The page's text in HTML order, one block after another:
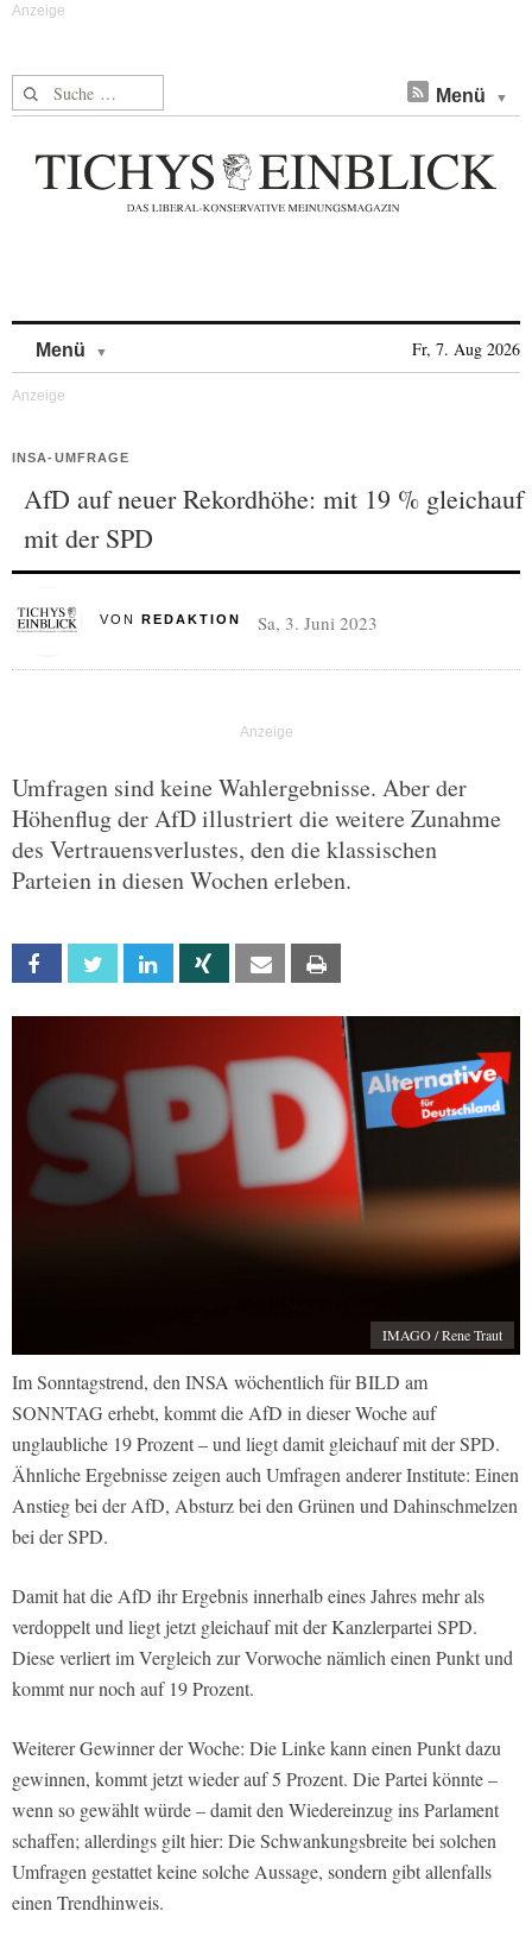
Suche nach: Menü
Menü Fr, 7. Aug 2026
INSA-UMFRAGE
AfD auf neuer Rekordhöhe: mit 19 % gleichauf
mit der SPD
VON REDAKTION Sa, 3. Juni 2023
Umfragen sind keine Wahlergebnisse. Aber der
Höhenflug der AfD illustriert die weitere Zunahme
des Vertrauensverlustes, den die klassischen
Parteien in diesen Wochen erleben.
Facebook Twitter Linkedin Xing Email
IMAGO / Rene Traut
Im Sonntagstrend, den INSA wöchentlich für BILD am
SONNTAG erhebt, kommt die AfD in dieser Woche auf
unglaubliche 19 Prozent – und liegt damit gleichauf mit der SPD.
Ähnliche Ergebnisse zeigen auch Umfragen anderer Institute: Einen
Anstieg bei der AfD, Absturz bei den Grünen und Dahinschmelzen
bei der SPD.
Damit hat die AfD ihr Ergebnis innerhalb eines Jahres mehr als
verdoppelt und liegt jetzt gleichauf mit der Kanzlerpartei SPD.
Diese verliert im Vergleich zur Vorwoche nämlich einen Punkt und
kommt nur noch auf 19 Prozent.
Weiterer Gewinner der Woche: Die Linke kann einen Punkt dazu
gewinnen, kommt jetzt wieder auf 5 Prozent. Die Partei könnte –
wenn so gewählt würde – damit den Wiedereinzug ins Parlament
schaffen; allerdings gilt hier: Die Schwankungsbreite bei solchen
Umfragen gestattet keine solche Aussage, sondern gibt allenfalls
einen Trendhinweis.